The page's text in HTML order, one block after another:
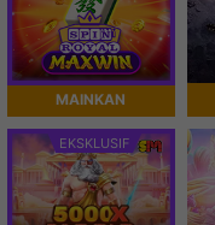
MAINKAN
EKSKLUSIF